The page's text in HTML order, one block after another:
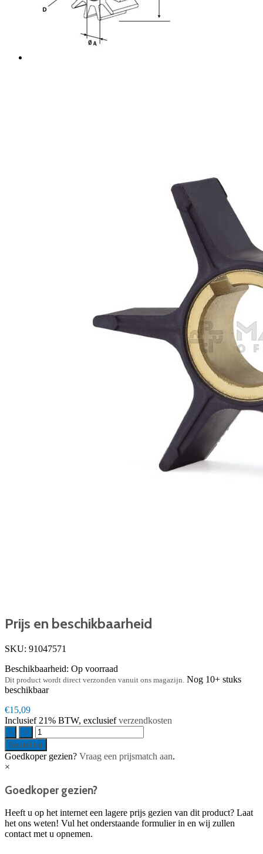
Prijs en beschikbaarheid
SKU: 91047571
Beschikbaarheid: Op voorraad
Dit product wordt direct verzonden vanuit ons magazijn. Nog 10+ stuks
beschikbaar
€15,09
Inclusief 21% BTW, exclusiefverzendkosten
- +
Bestel nu
Goedkoper gezien? Vraag een prijsmatch aan.
×
Goedkoper gezien?
Heeft u op het internet een lagere prijs gezien van dit product? Laat
het ons weten! Vul het onderstaande formulier in en wij zullen
contact met u opnemen.